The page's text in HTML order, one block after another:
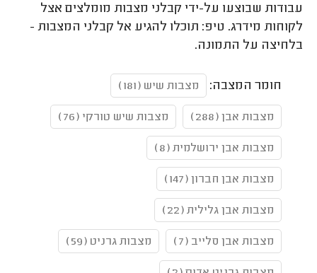
עבודות שבוצעו על-ידי קבלני מצבות מומלצים אצל
לקוחות מידרג. טיפ: תוכלו להגיע אל קבלני המצבות -
בלחיצה על התמונה.
חומר המצבה: מצבות שיש (181)
מצבות אבן (288) מצבות שיש טורקי (76)
מצבות אבן ירושלמית (8)
מצבות אבן חברון (147)
מצבות אבן גלילית (22)
מצבות אבן סלייב (7) מצבות גרניט (59)